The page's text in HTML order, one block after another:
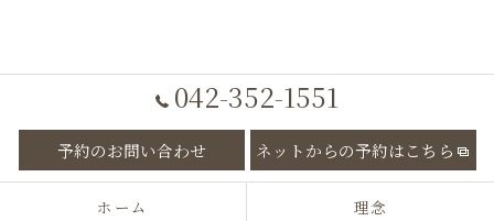
042-352-1551
予約のお問い合わせ ネットからの予約はこちら
ホーム 理念